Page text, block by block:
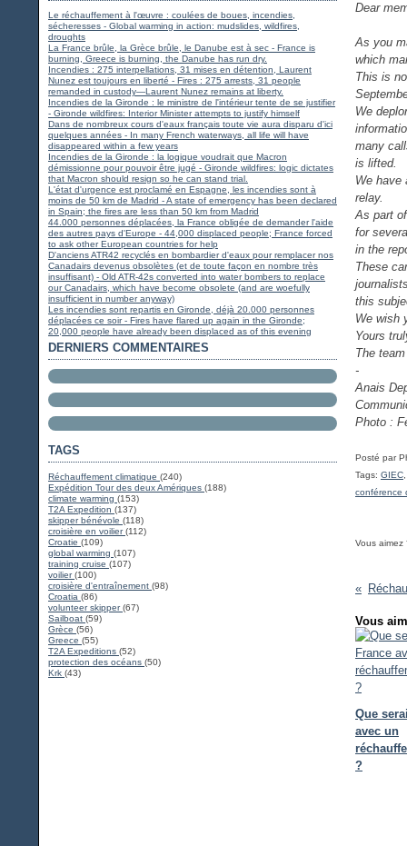
Le réchauffement à l'œuvre : coulées de boues, incendies,
sécheresses - Global warming in action: mudslides, wildfires,
droughts
La France brûle, la Grèce brûle, le Danube est à sec - France is
burning, Greece is burning, the Danube has run dry.
Incendies : 275 interpellations, 31 mises en détention, Laurent
Nunez est toujours en liberté - Fires : 275 arrests, 31 people
remanded in custody—Laurent Nunez remains at liberty.
Incendies de la Gironde : le ministre de l'intérieur tente de se justifier
- Gironde wildfires: Interior Minister attempts to justify himself
Dans de nombreux cours d'eaux français toute vie aura disparu d'ici
quelques années - In many French waterways, all life will have
disappeared within a few years
Incendies de la Gironde : la logique voudrait que Macron
démissionne pour pouvoir être jugé - Gironde wildfires: logic dictates
that Macron should resign so he can stand trial.
L'état d'urgence est proclamé en Espagne, les incendies sont à
moins de 50 km de Madrid - A state of emergency has been declared
in Spain; the fires are less than 50 km from Madrid
44.000 personnes déplacées, la France obligée de demander l'aide
des autres pays d'Europe - 44,000 displaced people; France forced
to ask other European countries for help
D'anciens ATR42 recyclés en bombardier d'eaux pour remplacer nos
Canadairs devenus obsolètes (et de toute façon en nombre très
insuffisant) - Old ATR-42s converted into water bombers to replace
our Canadairs, which have become obsolete (and are woefully
insufficient in number anyway)
Les incendies sont repartis en Gironde, déjà 20.000 personnes
déplacées ce soir - Fires have flared up again in the Gironde;
20,000 people have already been displaced as of this evening
DERNIERS COMMENTAIRES
TAGS
Réchauffement climatique (240)
Expédition Tour des deux Amériques (188)
climate warming (153)
T2A Expedition (137)
skipper bénévole (118)
croisière en voilier(112)
Croatie (109)
global warming (107)
training cruise (107)
voilier(100)
croisière d'entraînement (98)
Croatia (86)
volunteer skipper(67)
Sailboat (59)
Grèce (56)
Greece (55)
T2A Expeditions (52)
protection des océans (50)
Krk (43)
Dear
As you
which
This is
We
many
is lifted.
We have
relay.
As part
for
in the
These
this
We wish
Yours
The
-
Anais
Photo :
Posté par
Tags: GIEC
conférence
Vous aimez
Vous
Que
avec un
?